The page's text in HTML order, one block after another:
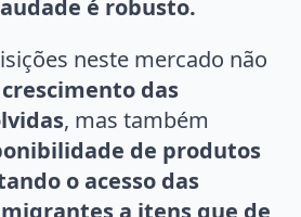
é robusto.
neste mercado não
crescimento das
, mas também
de produtos
o acesso das
a itens que de